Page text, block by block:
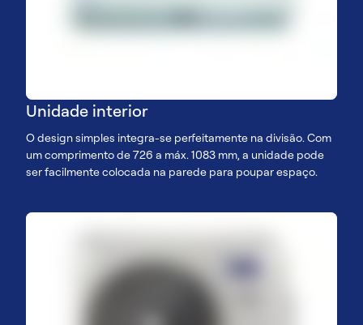
Unidade interior
O design simples integra-se perfeitamente na divisão. Com
um comprimento de 726 a máx. 1083 mm, a unidade pode
ser facilmente colocada na parede para poupar espaço.